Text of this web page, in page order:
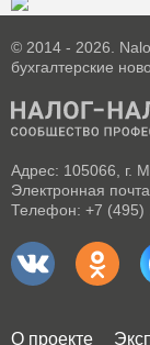
© 2014 - 2026.
бухгалтерские
Адрес: 105066, г.
Электронная
Телефон: +7 (495)
О проекте